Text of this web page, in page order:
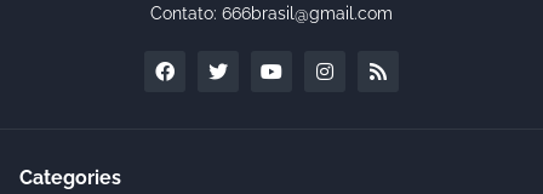
Contato: 666brasil@gmail.com
Categories